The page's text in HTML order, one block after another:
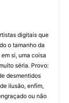
digitais que
o tamanho da
si, uma coisa
séria. Provo:
desmentidos
ilusão, enfim,
ou não